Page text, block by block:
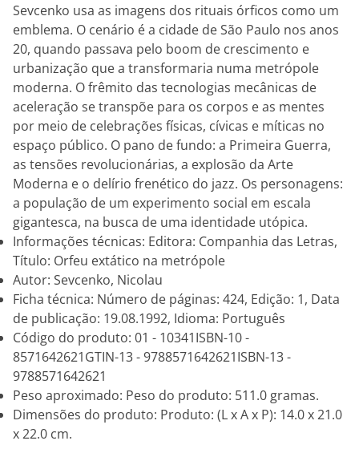
Sevcenko usa as imagens dos rituais órficos como um
emblema. O cenário é a cidade de São Paulo nos anos
20, quando passava pelo boom de crescimento e
urbanização que a transformaria numa metrópole
moderna. O frêmito das tecnologias mecânicas de
aceleração se transpõe para os corpos e as mentes
por meio de celebrações físicas, cívicas e míticas no
espaço público. O pano de fundo: a Primeira Guerra,
as tensões revolucionárias, a explosão da Arte
Moderna e o delírio frenético do jazz. Os personagens:
a população de um experimento social em escala
gigantesca, na busca de uma identidade utópica.
Informações técnicas: Editora: Companhia das Letras,
Título: Orfeu extático na metrópole
Autor: Sevcenko, Nicolau
Ficha técnica: Número de páginas: 424, Edição: 1, Data
de publicação: 19.08.1992, Idioma: Português
Código do produto: 01 - 10341ISBN-10 -
8571642621GTIN-13 - 9788571642621ISBN-13 -
9788571642621
Peso aproximado: Peso do produto: 511.0 gramas.
Dimensões do produto: Produto: (L x A x P): 14.0 x 21.0
x 22.0 cm.